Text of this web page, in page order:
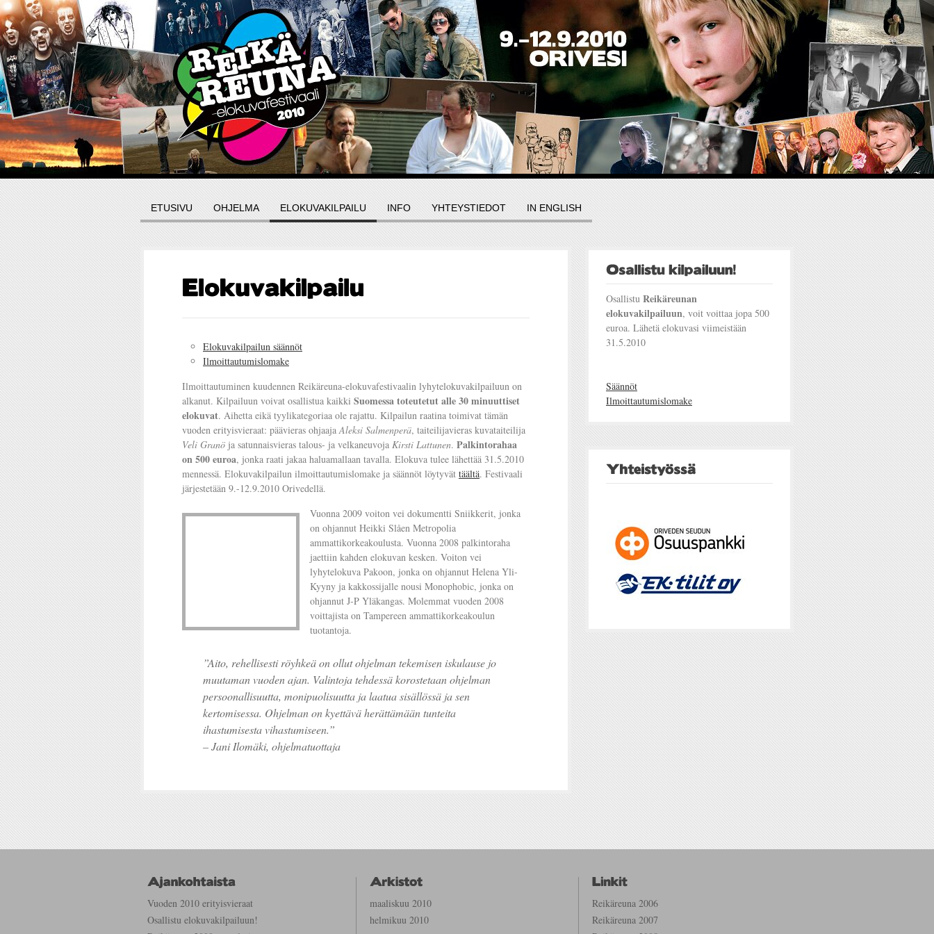
ETUSIVU OHJELMA ELOKUVAKILPAILU INFO YHTEYSTIEDOT IN ENGLISH
Elokuvakilpailun säännöt
Ilmoittautumislomake
Ilmoittautuminen kuudennen Reikäreuna-elokuvafestivaalin lyhytelokuvakilpailuun on
alkanut. Kilpailuun voivat osallistua kaikki Suomessa toteutetut alle 30 minuuttiset
elokuvat. Aihetta eikä tyylikategoriaa ole rajattu. Kilpailun raatina toimivat tämän
vuoden erityisvieraat: päävieras ohjaajaAleksi Salmenperä, taiteilijavieras kuvataiteilija
Veli Granö ja satunnaisvieras talous- ja velkaneuvoja Kirsti Lattunen. Palkintorahaa
on 500 euroa, jonka raati jakaa haluamallaan tavalla. Elokuva tulee lähettää 31.5.2010
mennessä. Elokuvakilpailun ilmoittautumislomake ja säännöt löytyvät täältä. Festivaali
järjestetään 9.-12.9.2010 Orivedellä.
Vuonna 2009 voiton vei dokumentti Sniikkerit, jonka
on ohjannut Heikki Slåen Metropolia
ammattikorkeakoulusta. Vuonna 2008 palkintoraha
jaettiin kahden elokuvan kesken. Voiton vei
lyhytelokuva Pakoon, jonka on ohjannut Helena Yli-
Kyyny ja kakkossijalle nousi Monophobic, jonka on
ohjannut J-P Yläkangas. Molemmat vuoden 2008
voittajista on Tampereen ammattikorkeakoulun
tuotantoja.
”Aito, rehellisesti röyhkeä on ollut ohjelman tekemisen iskulause jo
muutaman vuoden ajan. Valintoja tehdessä korostetaan ohjelman
persoonallisuutta, monipuolisuutta ja laatua sisällössä ja sen
kertomisessa. Ohjelman on kyettävä herättämään tunteita
ihastumisesta vihastumiseen.”
– Jani Ilomäki, ohjelmatuottaja
Osallistu Reikäreunan
elokuvakilpailuun, voit voittaa jopa 500
euroa. Lähetä elokuvasi viimeistään
31.5.2010
Säännöt
Ilmoittautumislomake
Vuoden 2010 erityisvieraat
Osallistu elokuvakilpailuun!
maaliskuu 2010
helmikuu 2010
Reikäreuna 2006
Reikäreuna 2007